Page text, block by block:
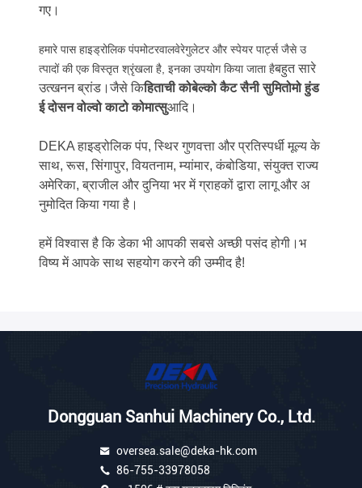
गए।
हमारे पास हाइड्रोलिक पंपमोटरवालवेरेगुलेटर और स्पेयर पार्ट्स जैसे उ
त्पादों की एक विस्तृत श्रृंखला है, इनका उपयोग किया जाता हैबहुत सारे
उत्खनन ब्रांड।जैसे किहिताची कोबेल्को कैट सैनी सुमितोमो हुंड
ई दोसन वोल्वो काटो कोमात्सुआदि।
DEKA हाइड्रोलिक पंप, स्थिर गुणवत्ता और प्रतिस्पर्धी मूल्य के
साथ, रूस, सिंगापुर, वियतनाम, म्यांमार, कंबोडिया, संयुक्त राज्य
अमेरिका, ब्राजील और दुनिया भर में ग्राहकों द्वारा लागू और अ
नुमोदित किया गया है।
हमें विश्वास है कि डेका भी आपकी सबसे अच्छी पसंद होगी।भ
विष्य में आपके साथ सहयोग करने की उम्मीद है!
Dongguan Sanhui Machinery Co., Ltd.
oversea.sale@deka-hk.com
86-755-33978058